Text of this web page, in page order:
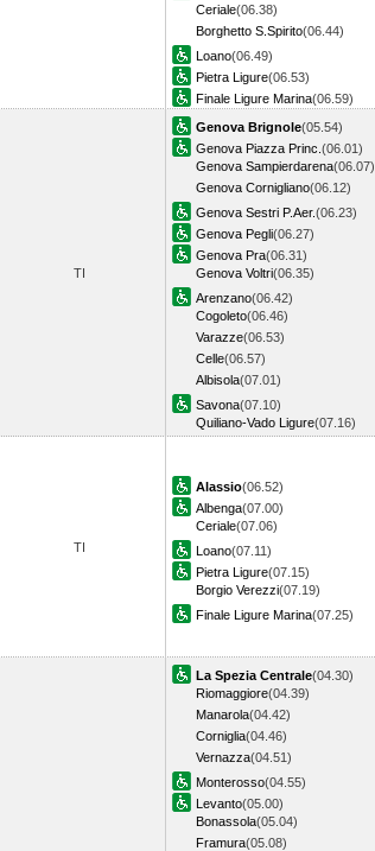
Ceriale(06.38)
Borghetto S.Spirito(06.44)
Loano(06.49)
Pietra Ligure(06.53)
Finale Ligure Marina(06.59)
TI
Genova Brignole(05.54)
Genova Piazza Princ. (06.01)
Genova Sampierdarena(06.07)
Genova Cornigliano(06.12)
Genova Sestri P.Aer.(06.23)
Genova Pegli(06.27)
Genova Pra(06.31)
Genova Voltri(06.35)
Arenzano(06.42)
Cogoleto(06.46)
Varazze(06.53)
Celle(06.57)
Albisola(07.01)
Savona(07.10)
Quiliano-Vado Ligure(07.16)
TI
Alassio(06.52)
Albenga(07.00)
Ceriale(07.06)
Loano(07.11)
Pietra Ligure(07.15)
Borgio Verezzi(07.19)
Finale Ligure Marina(07.25)
La Spezia Centrale(04.30)
Riomaggiore(04.39)
Manarola(04.42)
Corniglia(04.46)
Vernazza(04.51)
Monterosso(04.55)
Levanto(05.00)
Bonassola(05.04)
Framura(05.08)